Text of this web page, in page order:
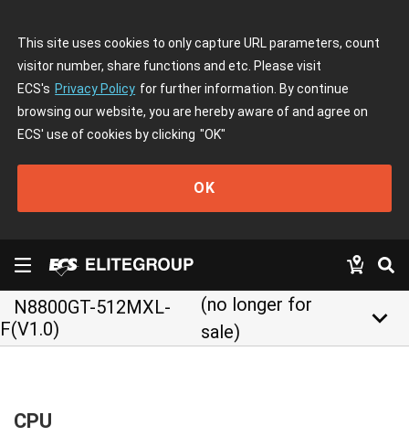
This site uses cookies to only capture URL parameters, count
visitor number, share functions and etc. Please visit
ECS's Privacy Policy for further information. By continue
browsing our website, you are hereby aware of and agree on
ECS' use of cookies by clicking "OK"
OK
N8800GT-512MXL-
F(V1.0)
(no longer for
sale)
keyboard_arrow_down
CPU